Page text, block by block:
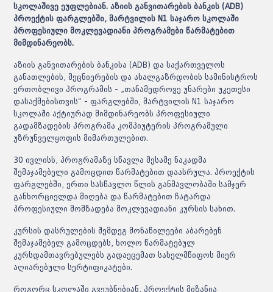
სკოლაშივე ეუფლებიან. აზიის განვითარების ბანკის (ADB)
პროექტის ფარგლებში, მარტვილის N1 საჯარო სკოლაში
პროფესიული მოკლევადიანი პროგრამები წარმატებით
მიმდინარეობს.
აზიის განვითარების ბანკისა (ADB) და საქართველოს
განათლების, მეცნიერების და ახალგაზრდობის სამინისტროს
ერთობლივი პროგრამის - „თანამედროვე უნარები უკეთესი
დასაქმებისთვის“ - ფარგლებში, მარტვილის N1 საჯარო
სკოლაში აქტიურად მიმდინარეობს პროფესიული
გადამზადების პროგრამა კომპიუტერის პროგრამული
უზრუნველყოფის მიმართულებით.
30 ივლისს, პროგრამაზე სწავლა მესამე ნაკადმა
შემაჯამებელი გამოცდით წარმატებით დაასრულა. პროექტის
ფარგლებში, ერთი სასწავლო წლის განმავლობაში სამჯერ
განხორციელდა მიღება და წარმატებით ჩატარდა
პროფესიული მომზადება მოკლევადიანი კურსის სახით.
კურსის დასრულების შემდეგ მონაწილეები აბარებენ
შემაჯამებელ გამოცდებს, ხოლო წარმატებულ
კურსდამთავრებულებს გადაეცემათ სახელმწიფოს მიერ
აღიარებული სერტიფიკატები.
როგორც სკოლაში გვეუბნებიან, პროექტის მიზანია